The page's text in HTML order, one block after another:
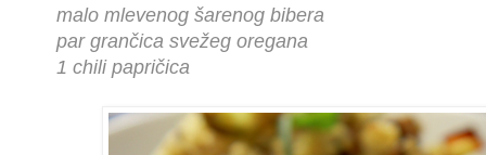
malo mlevenog šarenog bibera
par grančica svežeg oregana
1 chili papričica